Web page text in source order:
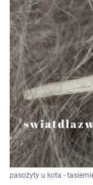
pasożyty u kota -